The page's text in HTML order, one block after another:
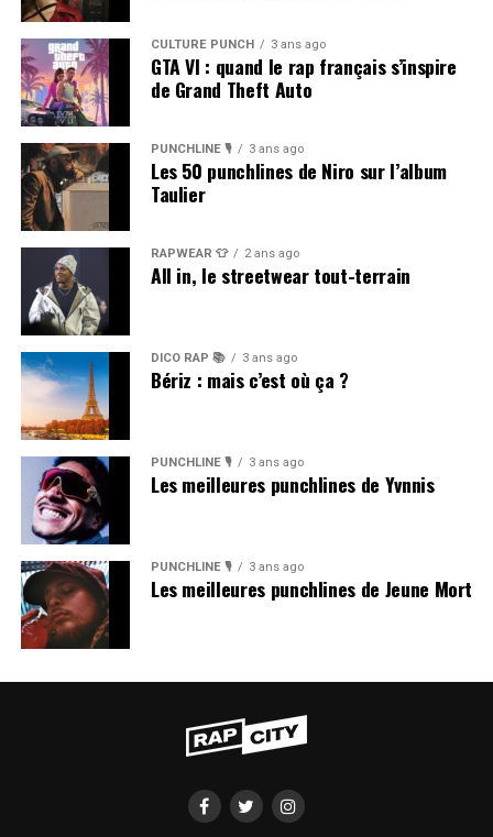
CULTURE PUNCH 3 ans ago
GTA VI : quand le rap français s’inspire
de Grand Theft Auto
PUNCHLINE 🎙️ 3 ans ago
Les 50 punchlines de Niro sur l’album
Taulier
RAPWEAR 👕 2 ans ago
All in, le streetwear tout-terrain
DICO RAP 📚 3 ans ago
Bériz : mais c’est où ça ?
PUNCHLINE 🎙️ 3 ans ago
Les meilleures punchlines de Yvnnis
PUNCHLINE 🎙️ 3 ans ago
Les meilleures punchlines de Jeune Mort